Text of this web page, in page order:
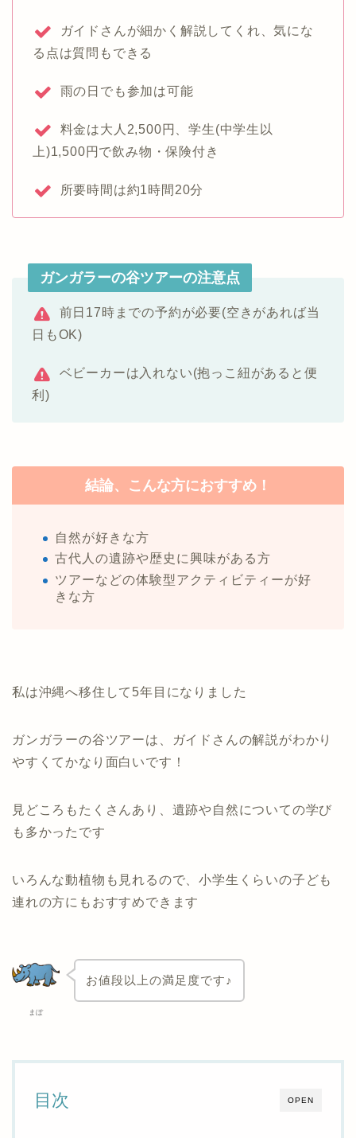
ガイドさんが細かく解説してくれ、気にな
る点は質問もできる
雨の日でも参加は可能
料金は大人2,500円、学生(中学生以
上)1,500円で飲み物・保険付き
所要時間は約1時間20分
ガンガラーの谷ツアーの注意点
前日17時までの予約が必要(空きがあれば当
日もOK)
ベビーカーは入れない(抱っこ紐があると便
利)
結論、こんな方におすすめ！
自然が好きな方
古代人の遺跡や歴史に興味がある方
ツアーなどの体験型アクティビティーが好
きな方
私は沖縄へ移住して5年目になりました
ガンガラーの谷ツアーは、ガイドさんの解説がわかり
やすくてかなり面白いです！
見どころもたくさんあり、遺跡や自然についての学び
も多かったです
いろんな動植物も見れるので、小学生くらいの子ども
連れの方にもおすすめできます
まぼ
お値段以上の満足度です♪
OPEN
目次